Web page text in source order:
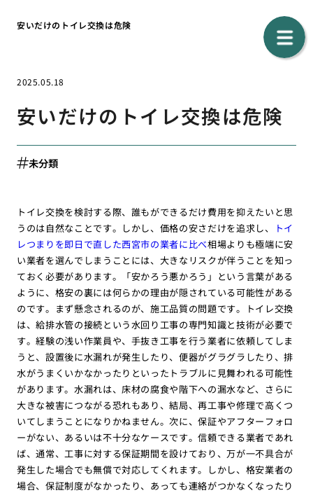
安いだけのトイレ交換は危険
2025.05.18
安いだけのトイレ交換は危険
未分類
トイレ交換を検討する際、誰もができるだけ費用を抑えたいと思
うのは自然なことです。しかし、価格の安さだけを追求し、
トイ
レつまりを即日で直した西宮市の業者に比べ相場よりも極端に安
い業者を選んでしまうことには、大きなリスクが伴うことを知っ
ておく必要があります。「安かろう悪かろう」という言葉がある
ように、格安の裏には何らかの理由が隠されている可能性がある
のです。まず懸念されるのが、施工品質の問題です。トイレ交換
は、給排水管の接続という水回り工事の専門知識と技術が必要で
す。経験の浅い作業員や、手抜き工事を行う業者に依頼してしま
うと、設置後に水漏れが発生したり、便器がグラグラしたり、排
水がうまくいかなかったりといったトラブルに見舞われる可能性
があります。水漏れは、床材の腐食や階下への漏水など、さらに
大きな被害につながる恐れもあり、結局、再工事や修理で高くつ
いてしまうことになりかねません。次に、保証やアフターフォロ
ーがない、あるいは不十分なケースです。信頼できる業者であれ
ば、通常、工事に対する保証期間を設けており、万が一不具合が
発生した場合でも無償で対応してくれます。しかし、格安業者の
場合、保証制度がなかったり、あっても連絡がつかなくなったり